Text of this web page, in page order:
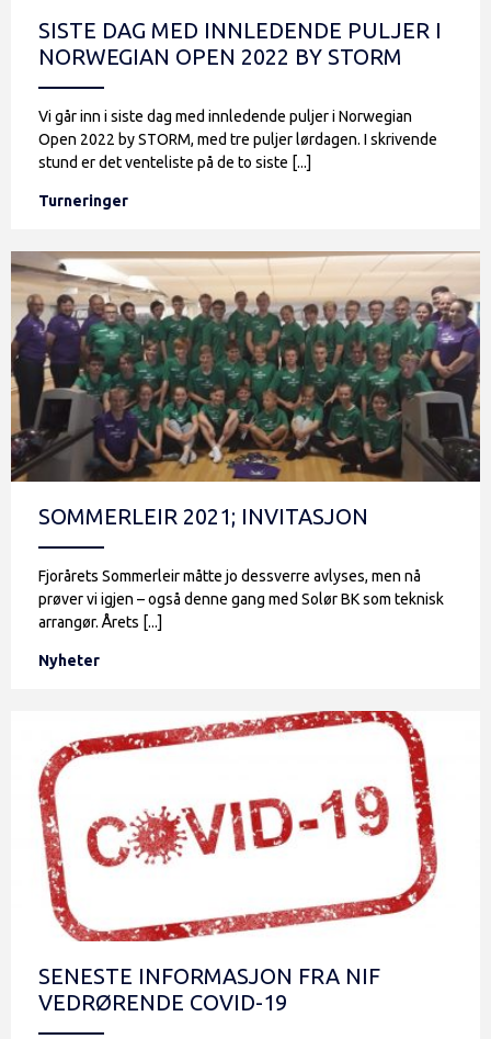
Turneringer
SISTE DAG MED INNLEDENDE PULJER I
NORWEGIAN OPEN 2022 BY STORM
Vi går inn i siste dag med innledende puljer i Norwegian
Open 2022 by STORM, med tre puljer lørdagen. I skrivende
stund er det venteliste på de to siste [...]
Nyheter
SOMMERLEIR 2021; INVITASJON
Fjorårets Sommerleir måtte jo dessverre avlyses, men nå
prøver vi igjen – også denne gang med Solør BK som teknisk
arrangør. Årets [...]
SENESTE INFORMASJON FRA NIF
VEDRØRENDE COVID-19